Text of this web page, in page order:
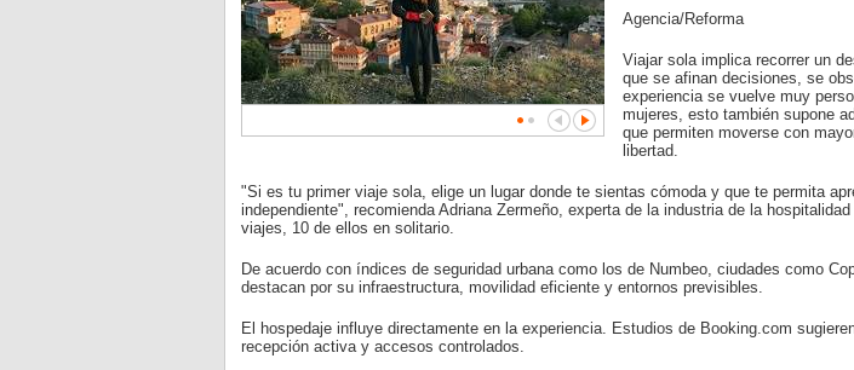
Agencia/Reforma
Viajar sola implica recorrer un
que se afinan decisiones, se
experiencia se vuelve muy
mujeres, esto también supone
que permiten moverse con
libertad.
"Si es tu primer viaje sola, elige un lugar donde te sientas cómoda y que te permita
independiente", recomienda Adriana Zermeño, experta de la industria de la
viajes, 10 de ellos en solitario.
De acuerdo con índices de seguridad urbana como los de Numbeo, ciudades como
destacan por su infraestructura, movilidad eficiente y entornos previsibles.
El hospedaje influye directamente en la experiencia. Estudios de Booking.com
recepción activa y accesos controlados.